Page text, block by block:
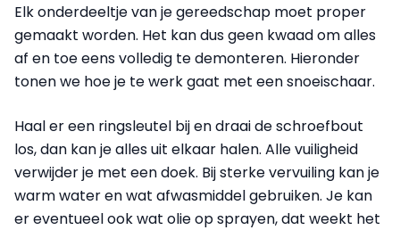
Elk onderdeeltje van je gereedschap moet proper
gemaakt worden. Het kan dus geen kwaad om alles
af en toe eens volledig te demonteren. Hieronder
tonen we hoe je te werk gaat met een snoeischaar.
Haal er een ringsleutel bij en draai de schroefbout
los, dan kan je alles uit elkaar halen. Alle vuiligheid
verwijder je met een doek. Bij sterke vervuiling kan je
warm water en wat afwasmiddel gebruiken. Je kan
er eventueel ook wat olie op sprayen, dat weekt het